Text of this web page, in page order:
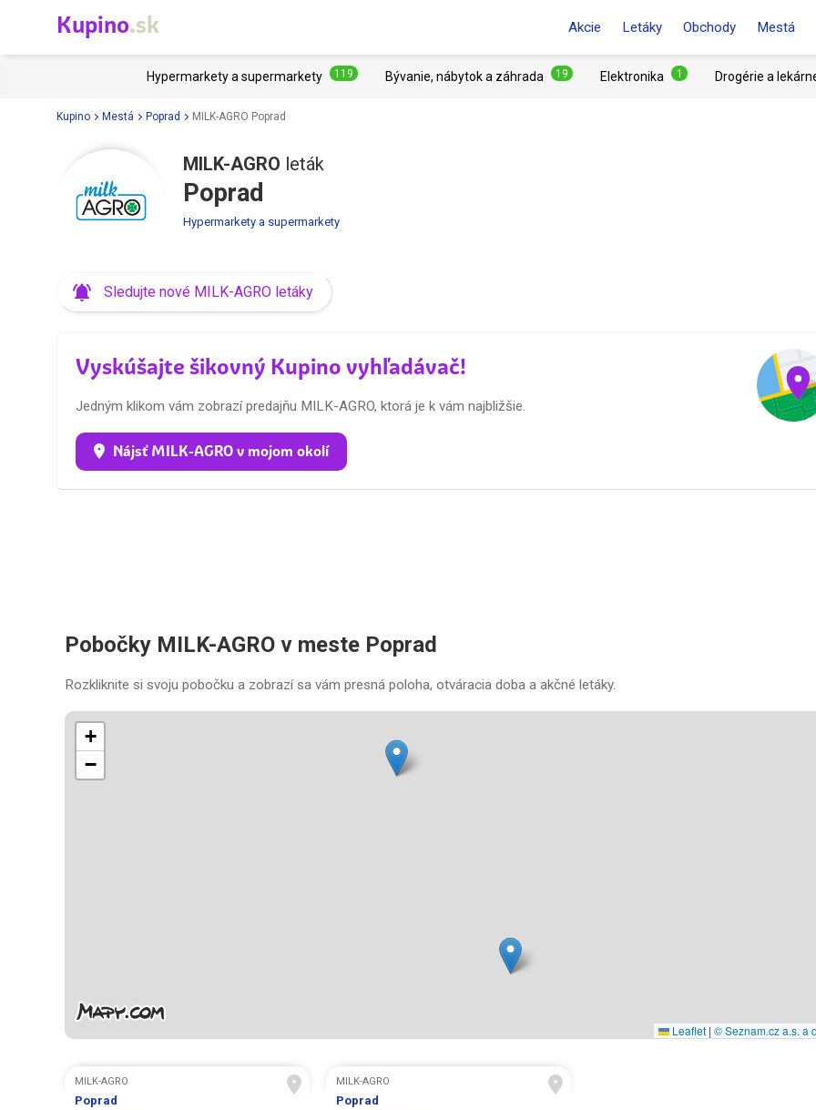
Kupino.sk Akcie Letáky Obchody Mestá
Hypermarkety a supermarkety 119 Bývanie, nábytok a záhrada 19 Elektronika 1 Drogérie a
Kupino Mestá Poprad MILK-AGRO Poprad
MILK-AGRO leták
Poprad
Hypermarkety a supermarkety
Sledujte nové MILK-AGRO letáky
Vyskúšajte šikovný Kupino vyhľadávač!
Jedným klikom vám zobrazí predajňu MILK-AGRO, ktorá je k vám najbližšie.
Nájsť MILK-AGRO v mojom okolí
Pobočky MILK-AGRO v meste Poprad
Rozkliknite si svoju pobočku a zobrazí sa vám presná poloha, otváracia doba a akčné letáky.
+
−
Leaflet | © Seznam.cz a.s. a
MILK-AGRO
Poprad
MILK-AGRO
Poprad